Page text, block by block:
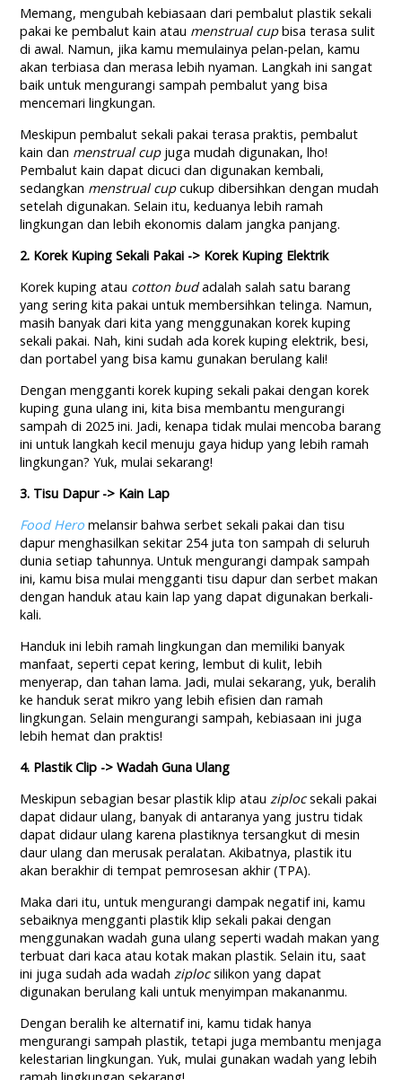
Memang, mengubah kebiasaan dari pembalut plastik sekali
pakai ke pembalut kain atau menstrual cupbisa terasa sulit
di awal. Namun, jika kamu memulainya pelan-pelan, kamu
akan terbiasa dan merasa lebih nyaman. Langkah ini sangat
baik untuk mengurangi sampah pembalut yang bisa
mencemari lingkungan.
Meskipun pembalut sekali pakai terasa praktis, pembalut
kain dan menstrual cupjuga mudah digunakan, lho!
Pembalut kain dapat dicuci dan digunakan kembali,
sedangkan menstrual cupcukup dibersihkan dengan mudah
setelah digunakan. Selain itu, keduanya lebih ramah
lingkungan dan lebih ekonomis dalam jangka panjang.
2. Korek Kuping Sekali Pakai -> Korek Kuping Elektrik
Korek kuping atau cotton budadalah salah satu barang
yang sering kita pakai untuk membersihkan telinga. Namun,
masih banyak dari kita yang menggunakan korek kuping
sekali pakai. Nah, kini sudah ada korek kuping elektrik, besi,
dan portabel yang bisa kamu gunakan berulang kali!
Dengan mengganti korek kuping sekali pakai dengan korek
kuping guna ulang ini, kita bisa membantu mengurangi
sampah di 2025 ini. Jadi, kenapa tidak mulai mencoba barang
ini untuk langkah kecil menuju gaya hidup yang lebih ramah
lingkungan? Yuk, mulai sekarang!
3. Tisu Dapur -> Kain Lap
Food Hero melansir bahwa serbet sekali pakai dan tisu
dapur menghasilkan sekitar 254 juta ton sampah di seluruh
dunia setiap tahunnya. Untuk mengurangi dampak sampah
ini, kamu bisa mulai mengganti tisu dapur dan serbet makan
dengan handuk atau kain lap yang dapat digunakan berkali-
kali.
Handuk ini lebih ramah lingkungan dan memiliki banyak
manfaat, seperti cepat kering, lembut di kulit, lebih
menyerap, dan tahan lama. Jadi, mulai sekarang, yuk, beralih
ke handuk serat mikro yang lebih efisien dan ramah
lingkungan. Selain mengurangi sampah, kebiasaan ini juga
lebih hemat dan praktis!
4. Plastik Clip -> Wadah Guna Ulang
Meskipun sebagian besar plastik klip atauziplocsekali pakai
dapat didaur ulang, banyak di antaranya yang justru tidak
dapat didaur ulang karena plastiknya tersangkut di mesin
daur ulang dan merusak peralatan. Akibatnya, plastik itu
akan berakhir di tempat pemrosesan akhir (TPA).
Maka dari itu, untuk mengurangi dampak negatif ini, kamu
sebaiknya mengganti plastik klip sekali pakai dengan
menggunakan wadah guna ulang seperti wadah makan yang
terbuat dari kaca atau kotak makan plastik. Selain itu, saat
ini juga sudah ada wadahziplocsilikon yang dapat
digunakan berulang kali untuk menyimpan makananmu.
Dengan beralih ke alternatif ini, kamu tidak hanya
mengurangi sampah plastik, tetapi juga membantu menjaga
kelestarian lingkungan. Yuk, mulai gunakan wadah yang lebih